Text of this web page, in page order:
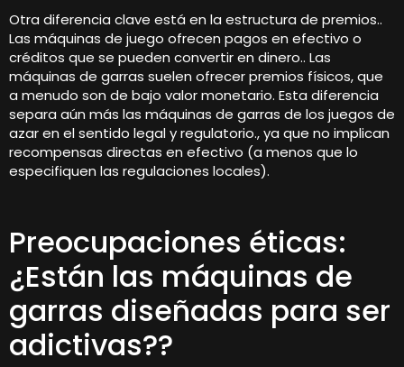
Otra diferencia clave está en la estructura de premios..
Las máquinas de juego ofrecen pagos en efectivo o
créditos que se pueden convertir en dinero.. Las
máquinas de garras suelen ofrecer premios físicos, que
a menudo son de bajo valor monetario. Esta diferencia
separa aún más las máquinas de garras de los juegos de
azar en el sentido legal y regulatorio., ya que no implican
recompensas directas en efectivo (a menos que lo
especifiquen las regulaciones locales).
Preocupaciones éticas:
¿Están las máquinas de
garras diseñadas para ser
adictivas??